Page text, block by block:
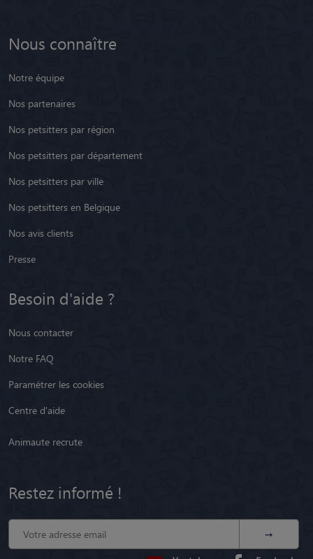
Nous connaître
Notre équipe
Nos partenaires
Nos petsitters par région
Nos petsitters par département
Nos petsitters par ville
Nos petsitters en Belgique
Nos avis clients
Presse
Besoin d'aide ?
Nous contacter
Notre FAQ
Paramétrer les cookies
Centre d'aide
Animaute recrute
Restez informé !